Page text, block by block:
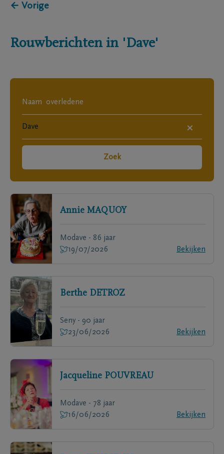
← Vorige
Rouwberichten in 'Dave'
×
Zoek
Annie MAQUOY
Modave - 86 jaar
19/07/2026
Bekijken
Berthe DETROZ
Seny - 90 jaar
23/06/2026
Bekijken
Jacqueline POUVREAU
Modave - 78 jaar
16/06/2026
Bekijken